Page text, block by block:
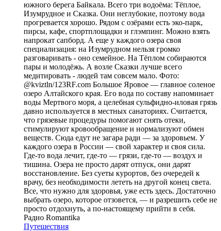
южного берега Байкала. Всего три водоёма: Тёплое,
Изумрудное и Сказка. Они неглубокие, поэтому вода
прогревается хорошо. Рядом с озёрами есть эко-парк,
пирсы, кафе, спортплощадки и глэмпинг. Можно взять
напрокат сапборд. А еще у каждого озера своя
специализация: на Изумрудном нельзя громко
разговаривать - оно семейное. На Тёплом собираются
пары и молодёжь. А возле Сказки лучше всего
медитировать - людей там совсем мало. Фото:
@kviztln/123RF.com Большое Яровое — главное соленое
озеро Алтайского края. Его вода по составу напоминает
воды Мертвого моря, а целебная сульфидно-иловая грязь
давно используется в местных санаториях. Считается,
что грязевые процедуры помогают снять отеки,
стимулируют кровообращение и нормализуют обмен
веществ. Сюда едут не загара ради — за здоровьем. У
каждого озера в России — свой характер и своя сила.
Где-то вода лечит, где-то — грязи, где-то — воздух и
тишина. Озера не просто дарят отпуск, они дарят
восстановление. Без суеты курортов, без очередей к
врачу, без необходимости лететь на другой конец света.
Все, что нужно для здоровья, уже есть здесь. Достаточно
выбрать озеро, которое отзовется, — и разрешить себе не
просто отдохнуть, а по-настоящему прийти в себя.
Радио Romantika
Путешествия